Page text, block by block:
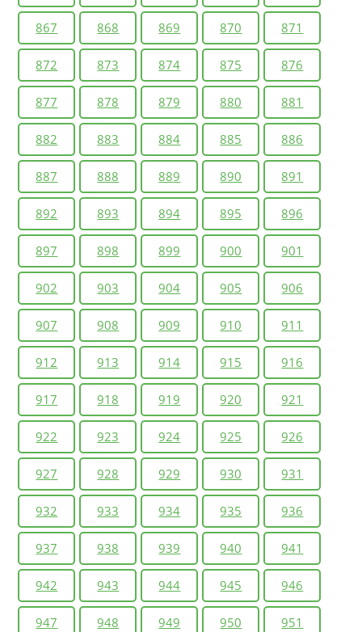
867 868 869 870 871
872 873 874 875 876
877 878 879 880 881
882 883 884 885 886
887 888 889 890 891
892 893 894 895 896
897 898 899 900 901
902 903 904 905 906
907 908 909 910 911
912 913 914 915 916
917 918 919 920 921
922 923 924 925 926
927 928 929 930 931
932 933 934 935 936
937 938 939 940 941
942 943 944 945 946
947 948 949 950 951